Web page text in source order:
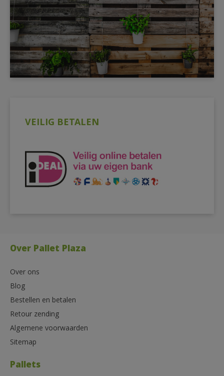
VEILIG BETALEN
Over Pallet Plaza
Over ons
Blog
Bestellen en betalen
Retour zending
Algemene voorwaarden
Sitemap
Pallets